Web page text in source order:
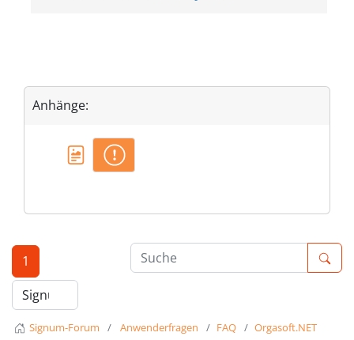
Anhänge:
1
Signum-Forum Anwenderfragen FAQ
Orgasoft.NET